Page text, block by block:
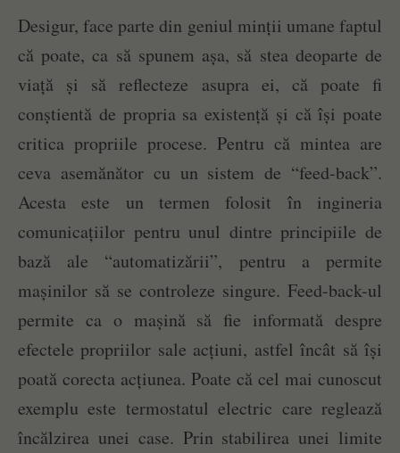
Desigur, face parte din geniul minții umane faptul
că poate, ca să spunem așa, să stea deoparte de
viață și să reflecteze asupra ei, că poate fi
conștientă de propria sa existență și că își poate
critica propriile procese. Pentru că mintea are
ceva asemănător cu un sistem de “feed-back”.
Acesta este un termen folosit în ingineria
comunicațiilor pentru unul dintre principiile de
bază ale “automatizării”, pentru a permite
mașinilor să se controleze singure. Feed-back-ul
permite ca o mașină să fie informată despre
efectele propriilor sale acțiuni, astfel încât să își
poată corecta acțiunea. Poate că cel mai cunoscut
exemplu este termostatul electric care reglează
încălzirea unei case. Prin stabilirea unei limite